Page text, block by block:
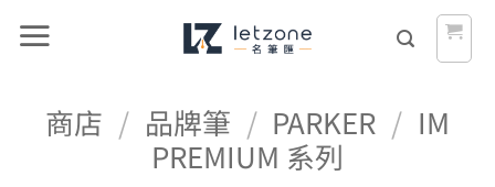
商店 / 品牌筆 / PARKER / IM
PREMIUM 系列